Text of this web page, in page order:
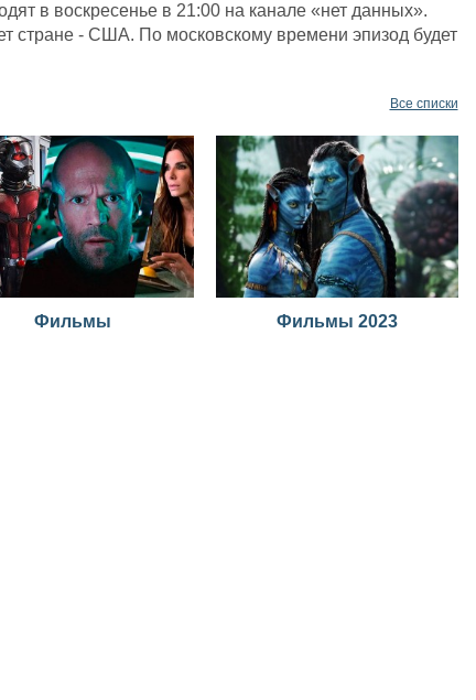
в воскресенье в 21:00 на канале «нет данных».
стране - США. По московскому времени эпизод будет
Все списки
Фильмы Фильмы 2023